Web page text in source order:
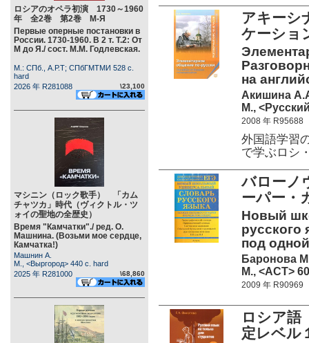
ロシアのオペラ初演 1730～1960
年 全2巻 第2巻 М-Я
Первые оперные постановки в
России. 1730-1960. В 2 т. Т.2: От
М до Я./ сост. М.М. Годлевская.
М.: СПб., А.Р.Т; СПбГМТМИ 528 c.
hard
2026 年 R281088
\23,100
マシニン（ロック歌手） 「カム
チャツカ」時代（ヴィクトル・ツ
ォイの聖地の全歴史）
Время "Камчатки"./ ред. О.
Машнина. (Возьми мое сердце,
Камчатка!)
Машнин А.
М., <Выргород> 440 c. hard
2025 年 R281000
\68,860
アキーシ
ケーショ
на
Акишина
М.,
2008 年 R95688
外国語学習
で学ぶロシ
バローノ
ーパー・
Новый
русского
под
Баронова
М., <АСТ>
2009 年 R90969
ロシア
定レベル